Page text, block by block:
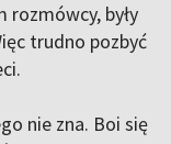
były
trudno pozbyć
nie zna. Boi się